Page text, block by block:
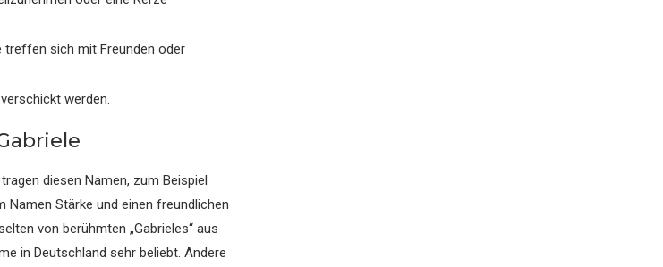
treffen sich mit Freunden oder
werden.
diesen Namen, zum Beispiel
Namen Stärke und einen freundlichen
von berühmten „Gabrieles“ aus
in Deutschland sehr beliebt. Andere